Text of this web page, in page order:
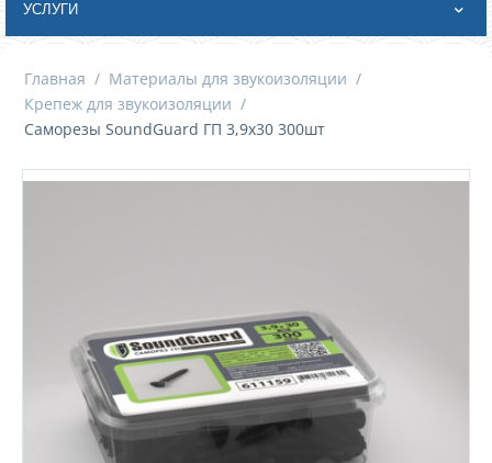
УСЛУГИ
Главная / Материалы для звукоизоляции /
Крепеж для звукоизоляции /
Саморезы SoundGuard ГП 3,9х30 300шт